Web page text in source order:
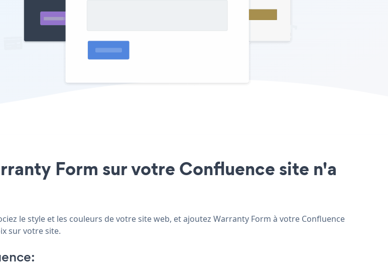
Form sur votre Confluence site n'a
le style et les couleurs de votre site web, et ajoutez Warranty Form à votre Confluence
sur votre site.